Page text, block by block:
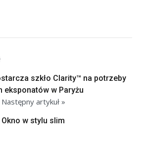
szkło Clarity™ na potrzeby
eksponatów w Paryżu
Następny artykuł »
Okno w stylu slim